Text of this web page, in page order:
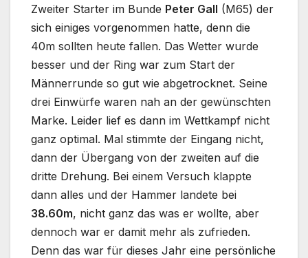
Zweiter Starter im Bunde Peter Gall (M65) der
sich einiges vorgenommen hatte, denn die
40m sollten heute fallen. Das Wetter wurde
besser und der Ring war zum Start der
Männerrunde so gut wie abgetrocknet. Seine
drei Einwürfe waren nah an der gewünschten
Marke. Leider lief es dann im Wettkampf nicht
ganz optimal. Mal stimmte der Eingang nicht,
dann der Übergang von der zweiten auf die
dritte Drehung. Bei einem Versuch klappte
dann alles und der Hammer landete bei
38.60m, nicht ganz das was er wollte, aber
dennoch war er damit mehr als zufrieden.
Denn das war für dieses Jahr eine persönliche